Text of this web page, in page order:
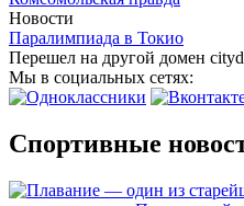
Новости
Паралимпиада в Токио
Перешел на другой домен
Мы в социальных сетях:
Спортивные